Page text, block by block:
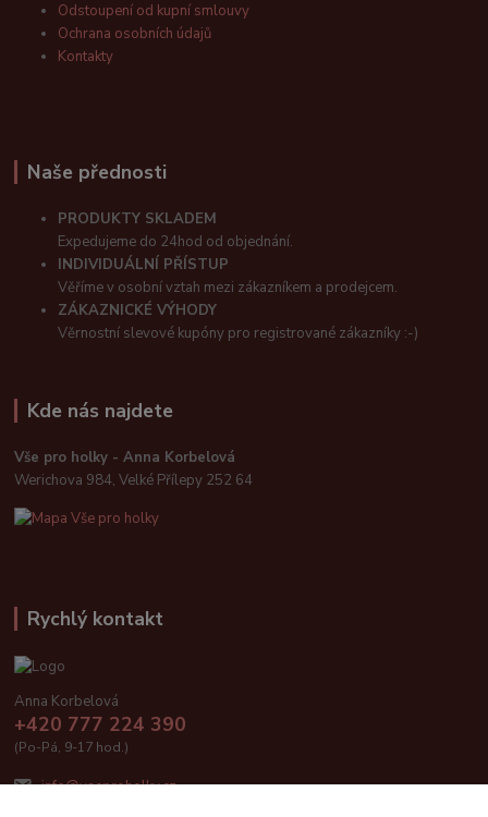
Odstoupení od kupní smlouvy
Ochrana osobních údajů
Kontakty
Naše přednosti
PRODUKTY SKLADEM
Expedujeme do 24hod od objednání.
INDIVIDUÁLNÍ PŘÍSTUP
Věříme v osobní vztah mezi zákazníkem a prodejcem.
ZÁKAZNICKÉ VÝHODY
Věrnostní slevové kupóny pro registrované zákazníky :-)
Kde nás najdete
Vše pro holky - Anna Korbelová
Werichova 984, Velké Přílepy 252 64
Rychlý kontakt
Anna Korbelová
+420 777 224 390
(Po-Pá, 9-17 hod.)
info@vseproholky.cz